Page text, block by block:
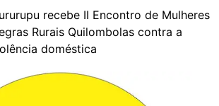
recebe II Encontro de Mulheres
Rurais Quilombolas contra a
doméstica